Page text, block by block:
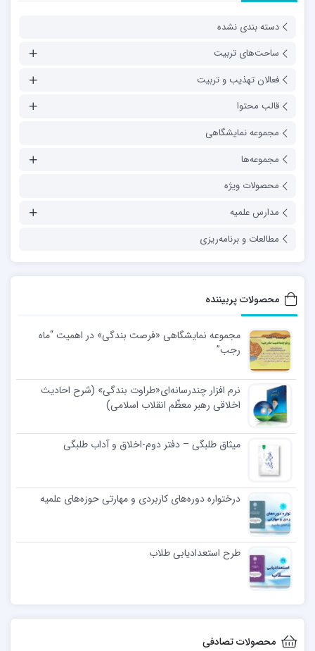
دسته بندی نشده
ساحت‌های تربیت
فعالان تهذیب و تربیت
قالب محتوا
مجموعه نمایشگاهی
مجموعه‌ها
محصولات ویژه
مدارس علمیه
مطالعات و برنامه‌ریزی
محصولات پربیننده
مجموعه نمایشگاهی «فرصت بندگی» در اهمیت “ماه
رجب”
نرم افزار چندرسانه‌ای«طراوت بندگی» (شرح احادیث
اخلاقی رهبر معظّم انقلاب اسلامی)
میثاق طلبگی – دفتر دوم-اخلاق و آداب طلبگی
درختواره دوره‌های کاربردی و مهارتی حوزه‌های علمیه
طرح استعدادیابی طلاب
محصولات تصادفی